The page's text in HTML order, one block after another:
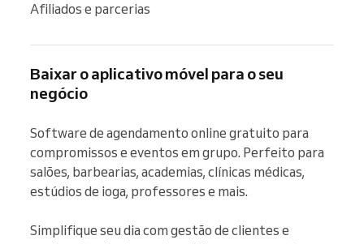
Afiliados e parcerias
Baixar o aplicativo móvel para o seu
negócio
Software de agendamento online gratuito para
compromissos e eventos em grupo. Perfeito para
salões, barbearias, academias, clínicas médicas,
estúdios de ioga, professores e mais.
Simplifique seu dia com gestão de clientes e